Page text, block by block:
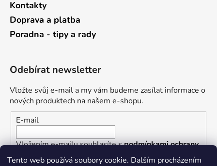
Tento web používá soubory cookie. Dalším procházením
Kontakty
Doprava a platba
Poradna - tipy a rady
Odebírat newsletter
Vložte svůj e-mail a my vám budeme zasílat informace o
nových produktech na našem e-shopu.
E-mail
Vložením e-mailu souhlasíte spodmínkami ochrany
osobních údajů